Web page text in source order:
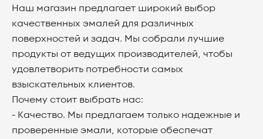
Наш магазин предлагает широкий выбор
качественных эмалей для различных
поверхностей и задач. Мы собрали лучшие
продукты от ведущих производителей, чтобы
удовлетворить потребности самых
взыскательных клиентов.
Почему стоит выбрать нас:
- Качество. Мы предлагаем только надежные и
проверенные эмали, которые обеспечат